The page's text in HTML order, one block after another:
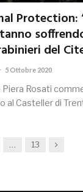
Protection:
del
5 Ottobre 2020
Rosati
al Casteller di
… 13 Next